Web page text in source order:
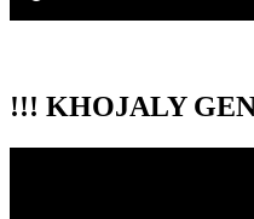
!!! KHOJALY